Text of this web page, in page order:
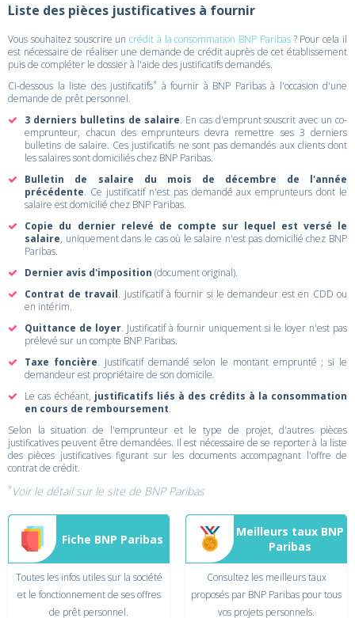
Liste des pièces justificatives à fournir
Vous souhaitez souscrire uncrédit à la consommation BNP Paribas? Pour cela il
est nécessaire de réaliser une demande de crédit auprès de cet établissement
puis de compléter le dossier à l'aide des justificatifs demandés.
Ci-dessous la liste des justificatifs* à fournir à BNP Paribas à l'occasion d'une
demande de prêt personnel.
3 derniers bulletins de salaire. En cas d'emprunt souscrit avec un co-
emprunteur, chacun des emprunteurs devra remettre ses 3 derniers
bulletins de salaire. Ces justificatifs ne sont pas demandés aux clients dont
les salaires sont domiciliés chez BNP Paribas.
Bulletin de salaire du mois de décembre de l'année
précédente. Ce justificatif n'est pas demandé aux emprunteurs dont le
salaire est domicilié chez BNP Paribas.
Copie du dernier relevé de compte sur lequel est versé le
salaire, uniquement dans le cas où le salaire n'est pas domicilié chez BNP
Paribas.
Dernier avis d'imposition (document original).
Contrat de travail. Justificatif à fournir si le demandeur est en CDD ou
en intérim.
Quittance de loyer. Justificatif à fournir uniquement si le loyer n'est pas
prélevé sur un compte BNP Paribas.
Taxe foncière. Justificatif demandé selon le montant emprunté ; si le
demandeur est propriétaire de son domicile.
Le cas échéant, justificatifs liés à des crédits à la consommation
en cours de remboursement.
Selon la situation de l'emprunteur et le type de projet, d'autres pièces
justificatives peuvent être demandées. Il est nécessaire de se reporter à la liste
des pièces justificatives figurant sur les documents accompagnant l'offre de
contrat de crédit.
*Voir le détail surle site de BNP Paribas
Fiche BNP Paribas
Toutes les infos utiles sur la société
et le fonctionnement de ses offres
de prêt personnel.
Meilleurs taux BNP
Paribas
Consultez les meilleurs taux
proposés par BNP Paribas pour tous
vos projets personnels.